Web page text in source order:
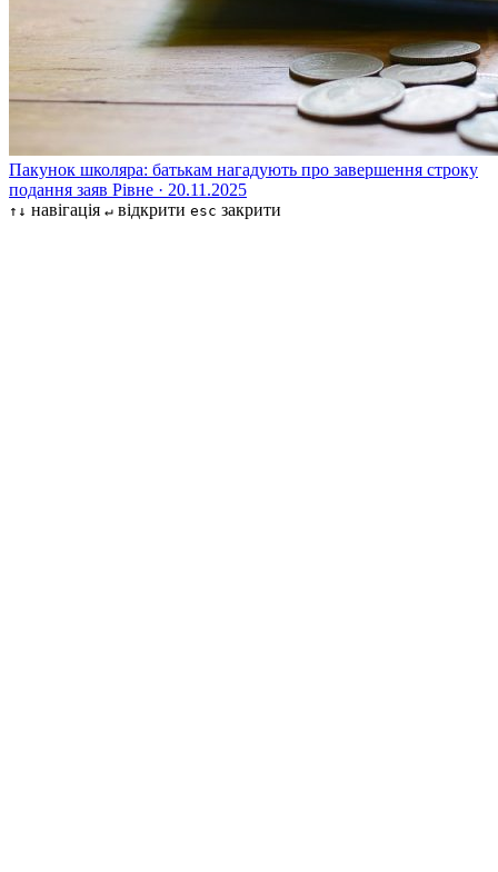
Пакунок школяра: батькам нагадують про завершення строку
подання заяв Рівне · 20.11.2025
↑↓ навігація ↵ відкрити esc закрити